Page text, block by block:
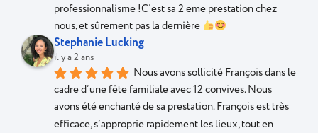
professionnalisme !C’est sa 2 eme prestation chez
nous, et sûrement pas la dernière
Stephanie Lucking
il y a 2 ans
Nous avons sollicité François dans le
cadre d’une fête familiale avec 12 convives. Nous
avons été enchanté de sa prestation. François est très
efficace, s’approprie rapidement les lieux, tout en